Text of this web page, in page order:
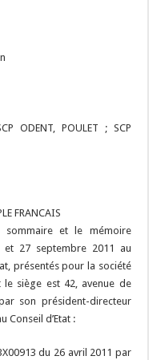
ODENT, POULET ; SCP
FRANCAIS
et le mémoire
et 27 septembre 2011 au
présentés pour la société
le siège est 42, avenue de
son président-directeur
Conseil d’Etat :
du 26 avril 2011 par